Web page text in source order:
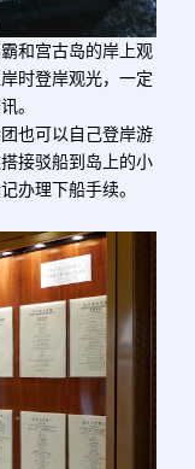
和宫古岛的岸上观
时登岸观光，一定
。
也可以自己登岸游
接驳船到岛上的小
办理下船手续。